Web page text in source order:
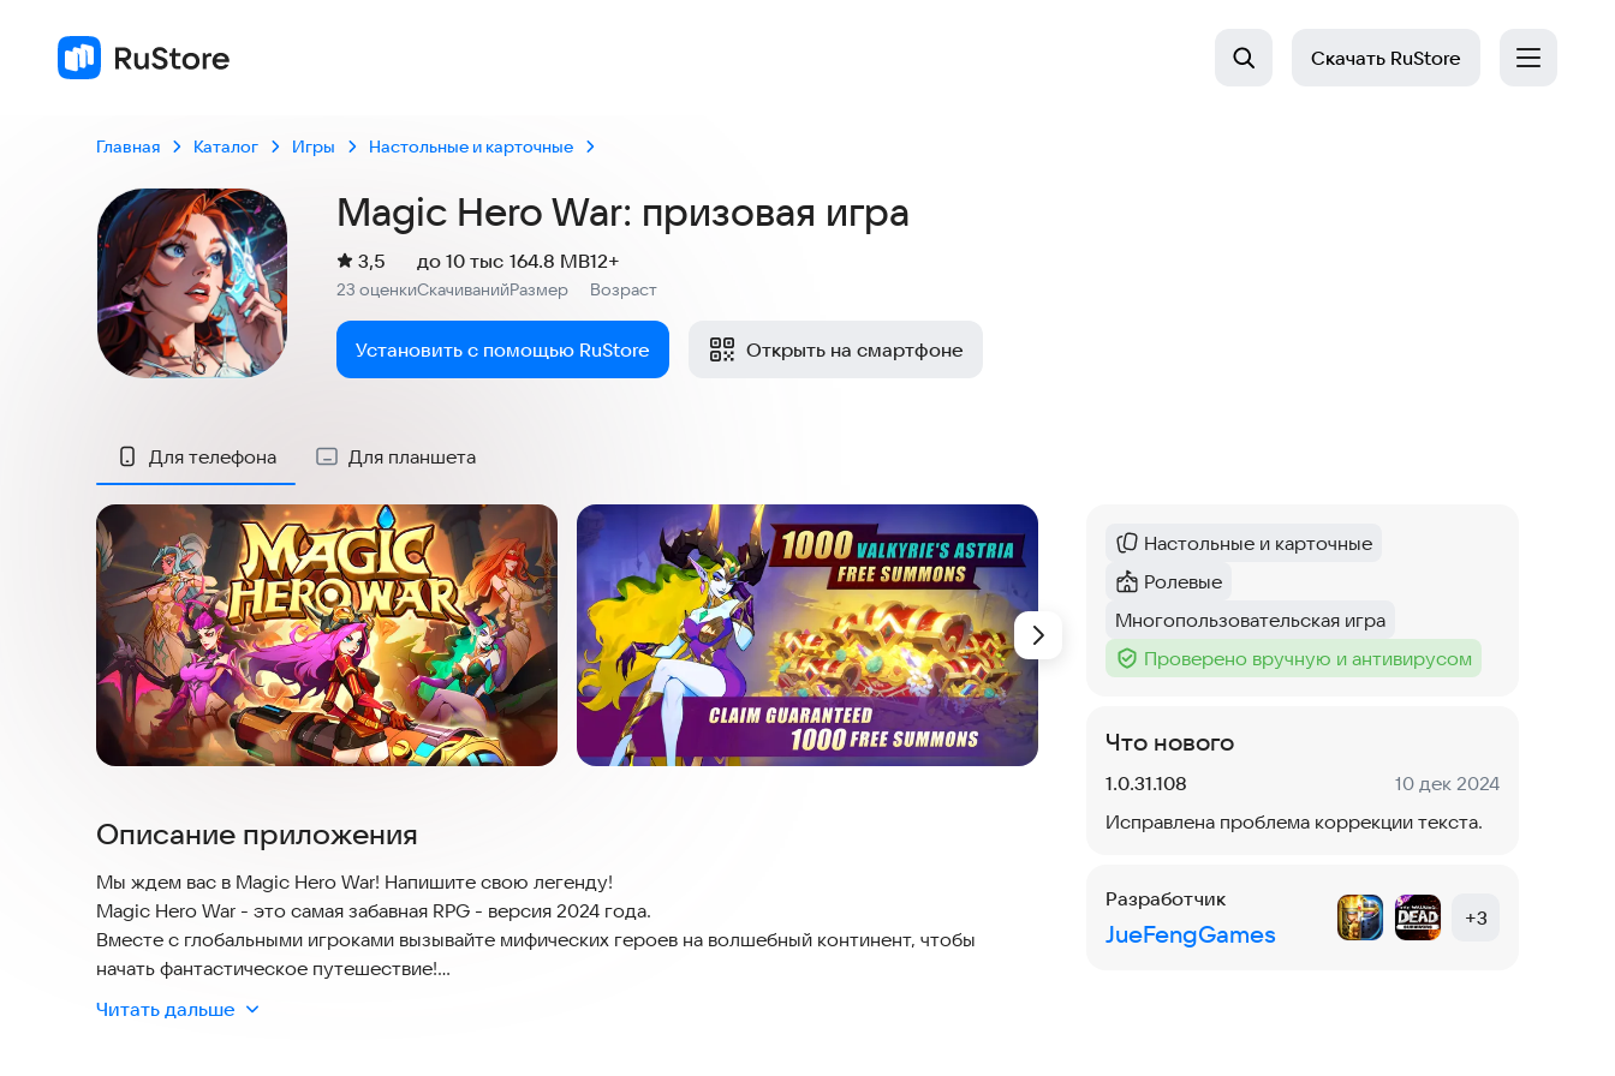
Скачать RuStore
Главная Каталог Игры Настольные и карточные
Magic Hero War: призовая игра
Рейтинг:
3,5
23 оценкиСкачиваний
до 10 тыс
Размер
164.8 MB
Возраст
12+
Установить с помощью RuStore Открыть на смартфоне
Для телефона Для планшета
Описание приложения
Мы ждем вас в Magic Hero War! Напишите свою легенду!
Magic Hero War - это самая забавная RPG - версия 2024 года.
Вместе с глобальными игроками вызывайте мифических героев на волшебный континент, чтобы
начать фантастическое путешествие!
Чего ты ждешь? Начните свое приключение прямо сейчас и откройте секреты через этот
Читать дальше
Категория:
Настольные и карточные
Категория:
Ролевые
Тег:
Многопользовательская игра
Тег :
Проверено вручную и антивирусом
Что нового
Версия:
1.0.31.108 Дата:
10 дек 2024
Исправлена проблема коррекции текста.
Разработчик
JueFengGames
+3